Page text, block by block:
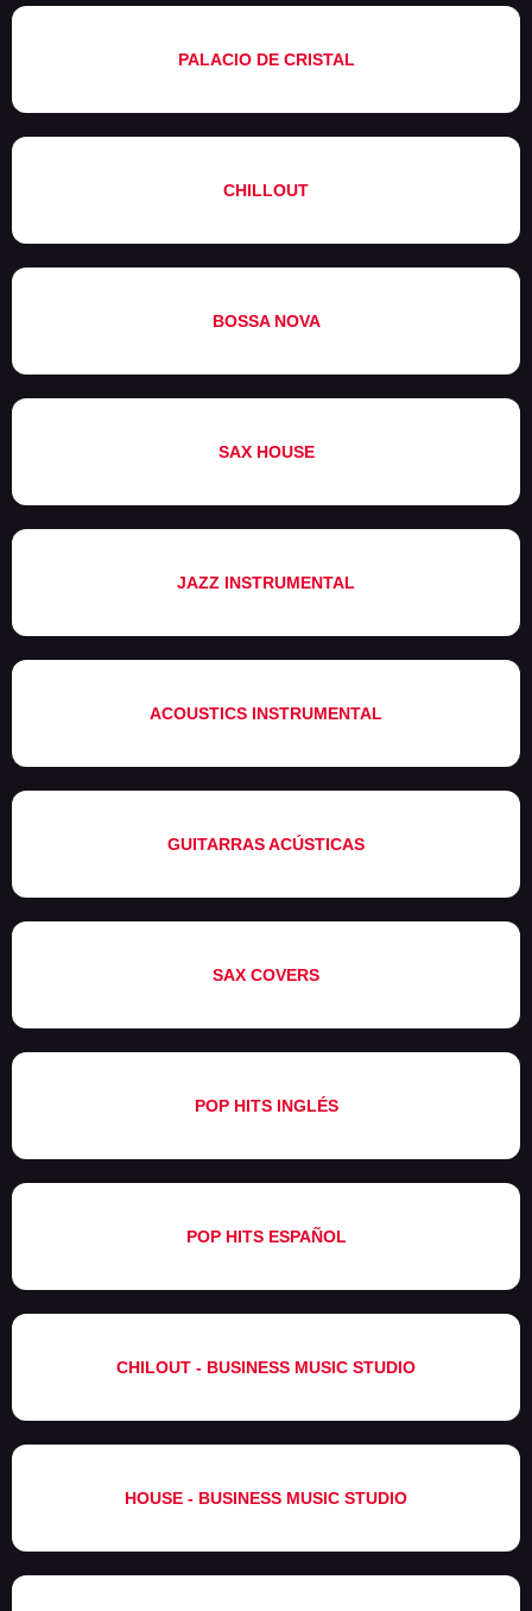
PALACIO DE CRISTAL
CHILLOUT
BOSSA NOVA
SAX HOUSE
JAZZ INSTRUMENTAL
ACOUSTICS INSTRUMENTAL
GUITARRAS ACÚSTICAS
SAX COVERS
POP HITS INGLÉS
POP HITS ESPAÑOL
CHILOUT - BUSINESS MUSIC STUDIO
HOUSE - BUSINESS MUSIC STUDIO